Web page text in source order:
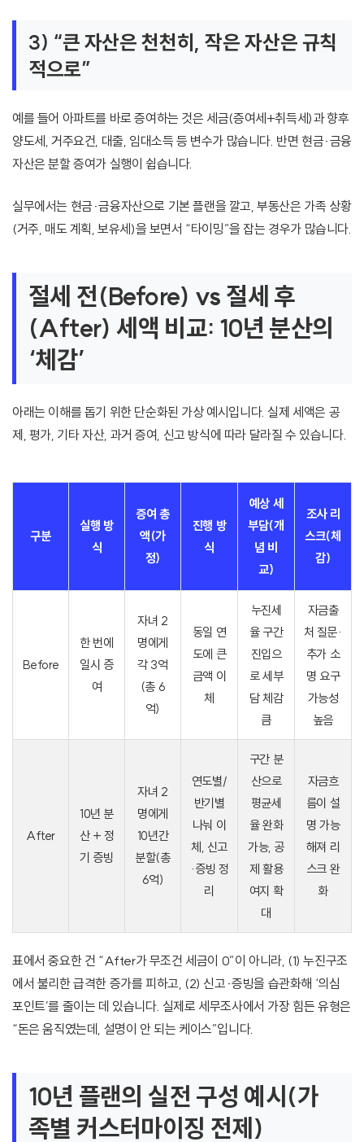
3) “큰 자산은 천천히, 작은 자산은 규칙
적으로”
예를 들어 아파트를 바로 증여하는 것은 세금(증여세+취득세)과 향후
양도세, 거주요건, 대출, 임대소득 등 변수가 많습니다. 반면 현금·금융
자산은 분할 증여가 실행이 쉽습니다.
실무에서는 현금·금융자산으로 기본 플랜을 깔고, 부동산은 가족 상황
(거주, 매도 계획, 보유세)을 보면서 “타이밍”을 잡는 경우가 많습니다.
절세 전(Before) vs 절세 후
(After) 세액 비교: 10년 분산의
‘체감’
아래는 이해를 돕기 위한 단순화된 가상 예시입니다. 실제 세액은 공
제, 평가, 기타 자산, 과거 증여, 신고 방식에 따라 달라질 수 있습니다.
구분
실행 방
식
증여 총
액(가
정)
진행 방
식
예상 세
부담(개
념 비
교)
조사 리
스크(체
감)
Before
한 번에
일시 증
여
자녀 2
명에게
각 3억
(총 6
억)
동일 연
도에 큰
금액 이
체
누진세
율 구간
진입으
로 세부
담 체감
큼
자금출
처 질문·
추가 소
명 요구
가능성
높음
After
10년 분
산 + 정
기 증빙
자녀 2
명에게
10년간
분할(총
6억)
연도별/
반기별
나눠 이
체, 신고
·증빙 정
리
구간 분
산으로
평균세
율 완화
가능, 공
제 활용
여지 확
대
자금흐
름이 설
명 가능
해져 리
스크 완
화
표에서 중요한 건 “After가 무조건 세금이 0”이 아니라, (1) 누진구조
에서 불리한 급격한 증가를 피하고, (2) 신고·증빙을 습관화해 ‘의심
포인트’를 줄이는 데 있습니다. 실제로 세무조사에서 가장 힘든 유형은
“돈은 움직였는데, 설명이 안 되는 케이스”입니다.
10년 플랜의 실전 구성 예시(가
족별 커스터마이징 전제)